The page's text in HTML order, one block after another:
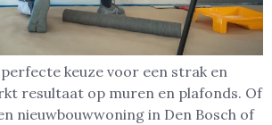
keuze voor een strak en
resultaat op muren en plafonds. Of
nieuwbouwwoning in Den Bosch of